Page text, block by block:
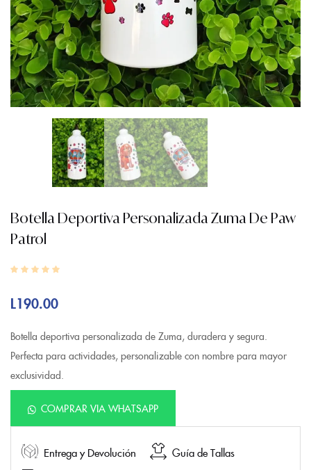
Botella Deportiva Personalizada Zuma De Paw
Patrol
L190.00
Botella deportiva personalizada de Zuma, duradera y segura.
Perfecta para actividades, personalizable con nombre para mayor
exclusividad.
COMPRAR VIA WHATSAPP
Entrega y Devolución
Guía de Tallas